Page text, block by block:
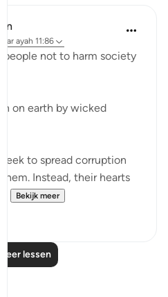
ayah 11:86
people not to harm society
on earth by wicked
to spread corruption
them. Instead, their hearts
Bekijk meer
meer lessen